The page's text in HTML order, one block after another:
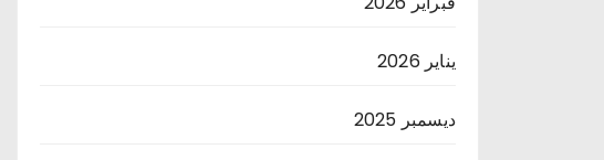
يناير 2026
ديسمبر 2025